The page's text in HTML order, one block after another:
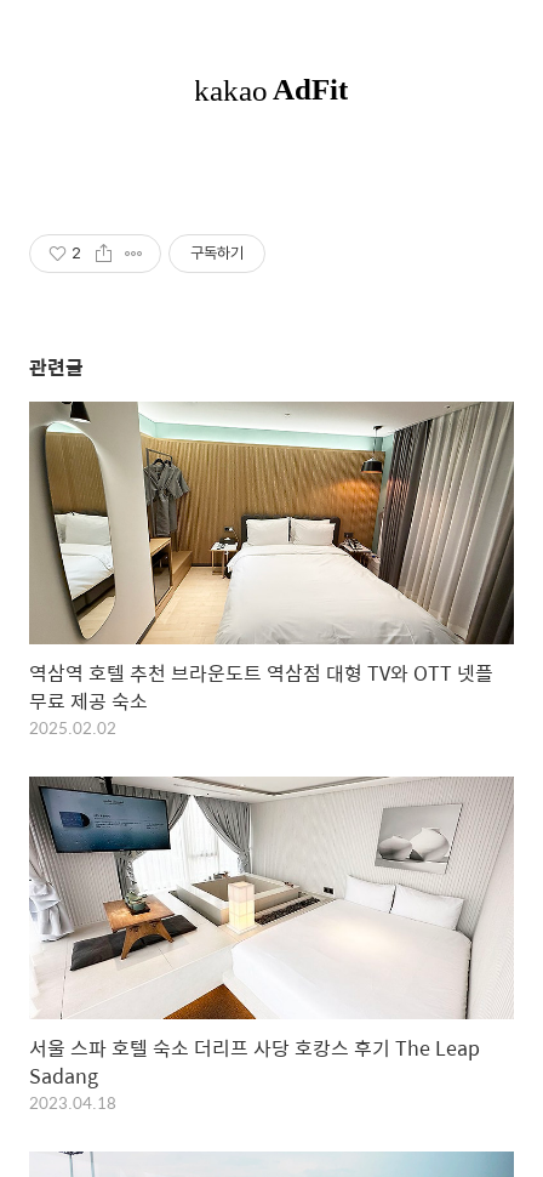
2 구독하기
관련글
역삼역 호텔 추천 브라운도트 역삼점 대형 TV와 OTT 넷플
무료 제공 숙소
2025.02.02
서울 스파 호텔 숙소 더리프 사당 호캉스 후기 The Leap
Sadang
2023.04.18